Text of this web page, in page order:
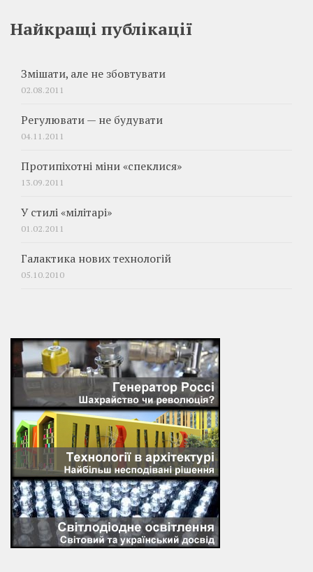
Найкращі публікації
Змішати, але не збовтувати
02.08.2011
Регулювати — не будувати
04.11.2011
Протипіхотні міни «спеклися»
13.09.2011
У стилі «мілітарі»
01.02.2011
Галактика нових технологій
05.10.2010